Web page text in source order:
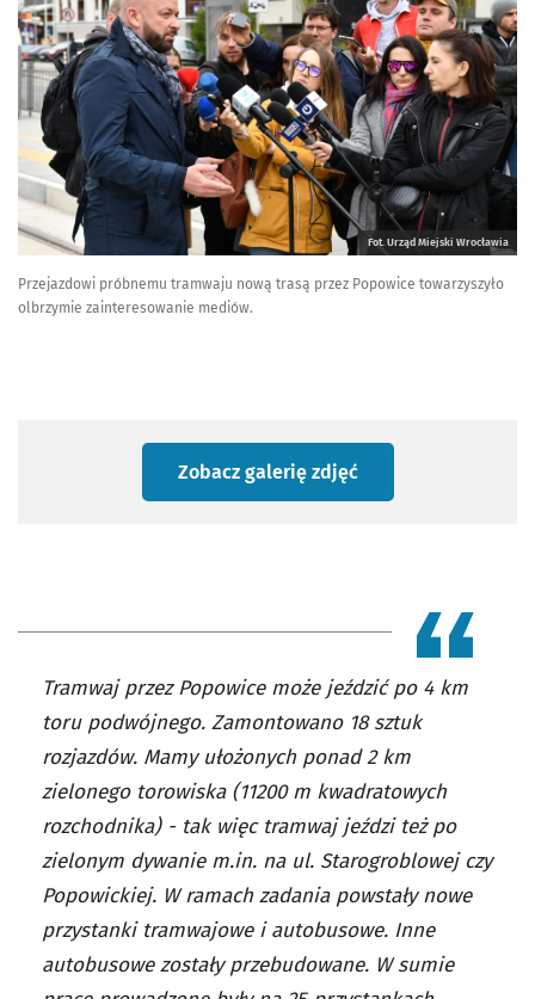
Fot. Urząd Miejski Wrocławia
Przejazdowi próbnemu tramwaju nową trasą przez Popowice towarzyszyło
olbrzymie zainteresowanie mediów.
Zobacz galerię zdjęć
Tramwaj przez Popowice może jeździć po 4 km
toru podwójnego. Zamontowano 18 sztuk
rozjazdów. Mamy ułożonych ponad 2 km
zielonego torowiska (11200 m kwadratowych
rozchodnika) - tak więc tramwaj jeździ też po
zielonym dywanie m.in. na ul. Starogroblowej czy
Popowickiej. W ramach zadania powstały nowe
przystanki tramwajowe i autobusowe. Inne
autobusowe zostały przebudowane. W sumie